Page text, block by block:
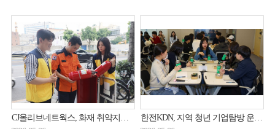
CJ올리브네트웍스, 화재 취약지역 '보이는 소화기' 점검
한전KDN, 지역 청년 기업탐방 운영…AI 특강·멘토링 강화